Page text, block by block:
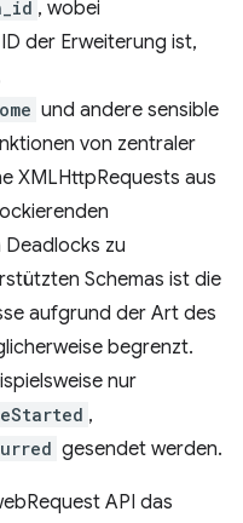
, wobei
der Erweiterung ist,
und andere sensible
von zentraler
XMLHttpRequests aus
Deadlocks zu
Schemas ist die
aufgrund der Art des
begrenzt.
nur
,
gesendet werden.
API das